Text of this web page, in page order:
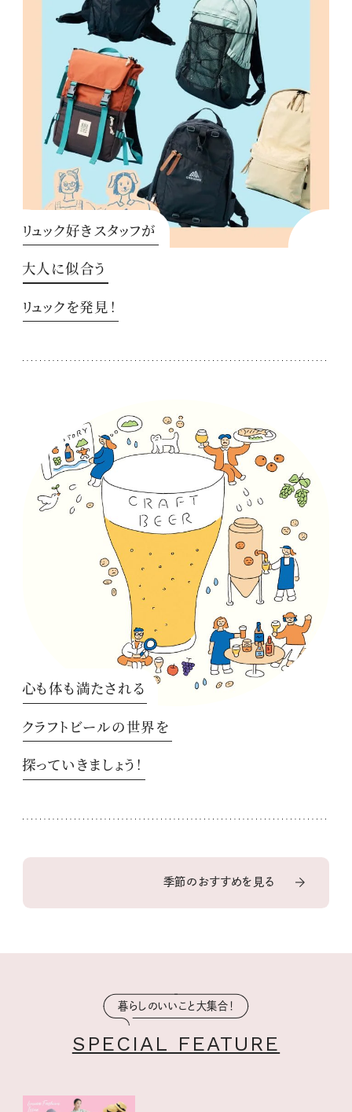
リュック好きスタッフが
大人に似合う
リュックを発見！
心も体も満たされる
クラフトビールの世界を
探っていきましょう！
季節のおすすめを見る
暮らしのいいこと大集合！
SPECIAL FEATURE